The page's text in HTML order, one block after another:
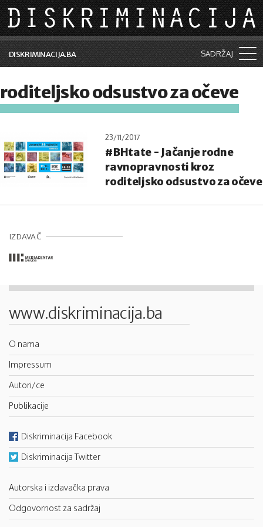
Skip to main content
DISKRIMINACIJA.BA SADRŽAJ
Vijesti i događaji
Kolumne
Lične priče
Saradnja sa medijima
roditeljsko odsustvo za očeve
23/11/2017
#BHtate - Jačanje rodne
ravnopravnosti kroz
roditeljsko odsustvo za očeve
IZDAVAČ
www.diskriminacija.ba
O nama
Impressum
Autori/ce
Publikacije
Diskriminacija Facebook
Diskriminacija Twitter
Autorska i izdavačka prava
Odgovornost za sadržaj